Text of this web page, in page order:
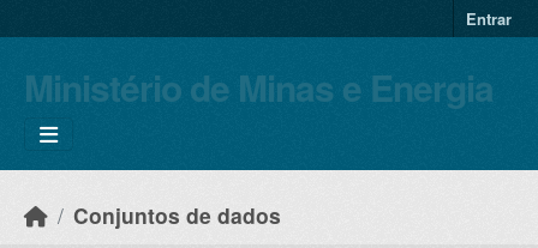
Entrar
Ministério de Minas e Energia
Conjuntos de dados